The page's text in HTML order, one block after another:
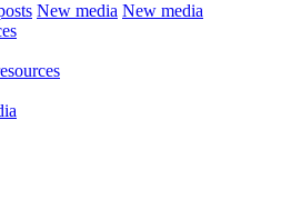
New media New media